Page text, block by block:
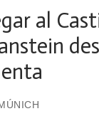
al